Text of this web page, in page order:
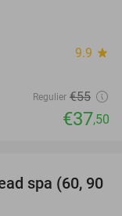
9.9 star
Regulier €55
€37,50
42%
spa (60, 90